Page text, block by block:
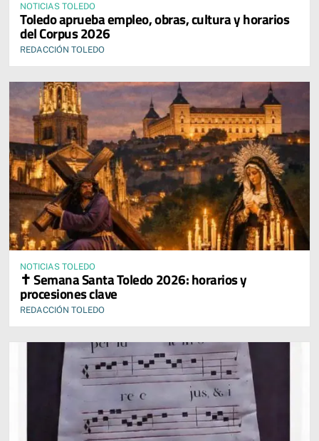
NOTICIAS TOLEDO
Toledo aprueba empleo, obras, cultura y horarios
del Corpus 2026
REDACCIÓN TOLEDO
NOTICIAS TOLEDO
✝️ Semana Santa Toledo 2026: horarios y
procesiones clave
REDACCIÓN TOLEDO